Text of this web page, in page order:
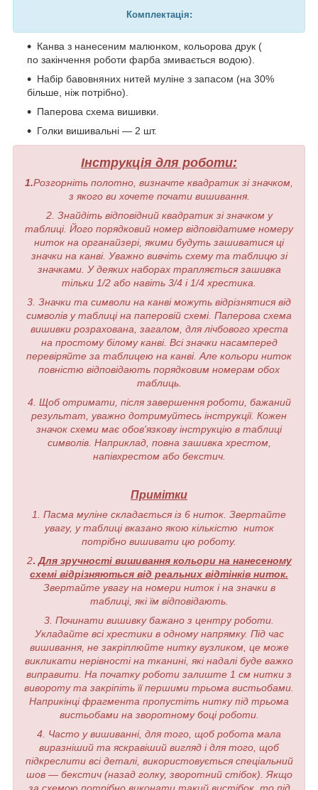
Комплектація:
Канва з нанесеним малюнком, кольорова друк (
по закінчення роботи фарба змивається водою).
Набір бавовняних нитей муліне з запасом (на 30%
більше, ніж потрібно).
Паперова схема вишивки.
Голки вишивальні — 2 шт.
Інструкція для роботи:
1.Розгорніть полотно, визначте квадратик зі значком,
з якого ви хочете почати вишивання.
2. Знайдіть відповідний квадратик зі значком у
таблиці. Його порядковий номер відповідатиме номеру
ниток на органайзері, якими будуть зашиватися ці
значки на канві. Уважно вивчіть схему та таблицю зі
значками. У деяких наборах трапляється зашивка
тільки 1/2 або навіть 3/4 і 1/4 хрестика.
3. Значки та символи на канві можуть відрізнятися від
символів у таблиці на паперовій схемі. Паперова схема
вишивки розрахована, загалом, для лічбового хреста
на простому білому канві. Всі значки насамперед
перевіряйте за таблицею на канві. Але кольори ниток
повністю відповідають порядковим номерам обох
таблиць.
4. Щоб отримати, після завершення роботи, бажаний
результат, уважно дотримуйтесь інструкції. Кожен
значок схеми має обов'язкову інструкцію в таблиці
символів. Наприклад, повна зашивка хрестом,
напівхрестом або бекстич.
Примітки
1. Пасма муліне складається із 6 ниток. Звертайте
увагу, у таблиці вказано якою кількістю ниток
потрібно вишивати цю роботу.
2. Для зручності вишивання кольори на нанесеному
схемі відрізняються від реальних відтінків ниток.
Звертайте увагу на номери ниток і на значки в
таблиці, які їм відповідають.
3. Починати вишивку бажано з центру роботи.
Укладайте всі хрестики в одному напрямку. Під час
вишивання, не закріплюйте нитку вузликом, це може
викликати нерівності на тканині, які надалі буде важко
виправити. На початку роботи залиште 1 см нитки з
вивороту та закріпіть її першими трьома вистьобами.
Наприкінці фрагмента пропустіть нитку під трьома
вистьобами на зворотному боці роботи.
4. Часто у вишиванні, для того, щоб робота мала
виразніший та яскравіший вигляд і для того, щоб
підкреслити всі деталі, використовується спеціальний
шов — бекстич (назад голку, зворотний стібок). Якщо
за схемою потрібно виконати такий вистібок, то під